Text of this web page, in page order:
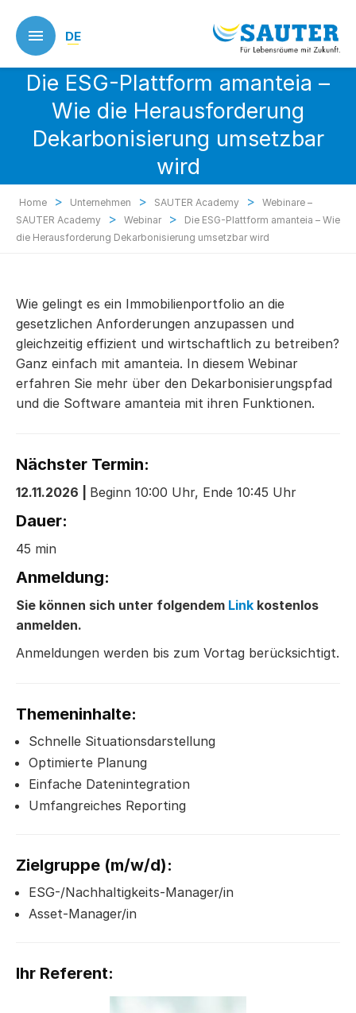
main
content
DE
Die ESG-Plattform amanteia –
Wie die Herausforderung
Dekarbonisierung umsetzbar
wird
Home > Unternehmen > SAUTER Academy >
Webinare –
SAUTER Academy
> Webinar >
Die ESG-Plattform amanteia – Wie
die Herausforderung Dekarbonisierung umsetzbar wird
Wie gelingt es ein Immobilienportfolio an die
gesetzlichen Anforderungen anzupassen und
gleichzeitig effizient und wirtschaftlich zu betreiben?
Ganz einfach mit amanteia. In diesem Webinar
erfahren Sie mehr über den Dekarbonisierungspfad
und die Software amanteia mit ihren Funktionen.
Nächster Termin:
12.11.2026 | Beginn 10:00 Uhr, Ende 10:45 Uhr
Dauer:
45 min
Anmeldung:
Sie können sich unter folgendem Link kostenlos
anmelden.
Anmeldungen werden bis zum Vortag berücksichtigt.
Themeninhalte:
Schnelle Situationsdarstellung
Optimierte Planung
Einfache Datenintegration
Umfangreiches Reporting
Zielgruppe (m/w/d):
ESG-/Nachhaltigkeits-Manager/in
Asset-Manager/in
Ihr Referent: